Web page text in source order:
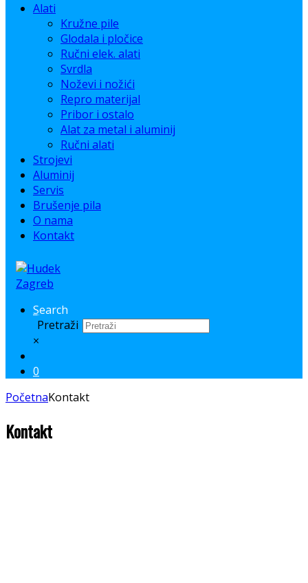
Alati
Kružne pile
Glodala i pločice
Ručni elek. alati
Svrdla
Noževi i nožići
Repro materijal
Pribor i ostalo
Alat za metal i aluminij
Ručni alati
Strojevi
Aluminij
Servis
Brušenje pila
O nama
Kontakt
Search
Pretraži
×
0
PočetnaKontakt
Kontakt